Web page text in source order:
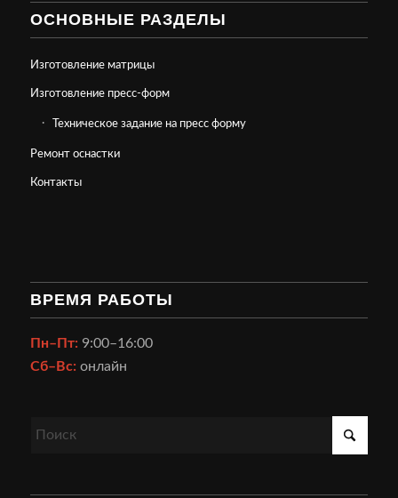
ОСНОВНЫЕ РАЗДЕЛЫ
Изготовление матрицы
Изготовление пресс-форм
Техническое задание на пресс форму
Ремонт оснастки
Контакты
ВРЕМЯ РАБОТЫ
Пн–Пт:9:00–16:00
Сб–Вс:онлайн